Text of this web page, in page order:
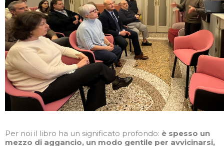
Per noi il libro ha un significato profondo: è spesso un
mezzo di aggancio, un modo gentile per avvicinarsi,